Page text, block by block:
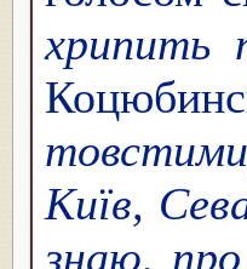
хрипить
Київ,
знаю,